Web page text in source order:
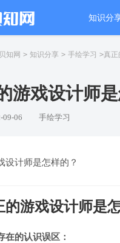
知识分
艺术百
真正的游戏设计师是怎样的
贝知网 > 知识分享 > 手绘学习 >真正
游戏设计师
09-06 手绘学习
设计师是怎样的？
的游戏设计师是
在的认识误区：